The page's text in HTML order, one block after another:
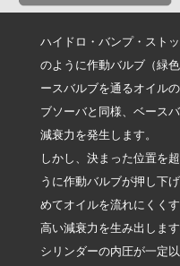
ハイドロ・バンプ・スト
のように作動バルブ（緑
ースバルブを通るオイル
ブソーバと同様、ベース
減衰力を発生します。
しかし、決まった位置を
うに作動バルブが押し下
めてオイルを流れにくく
高い減衰力を生み出します
シリンダーの内圧が一定